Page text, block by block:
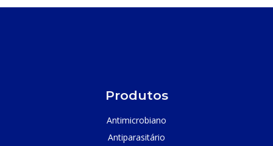
Produtos
Antimicrobiano
Antiparasitário